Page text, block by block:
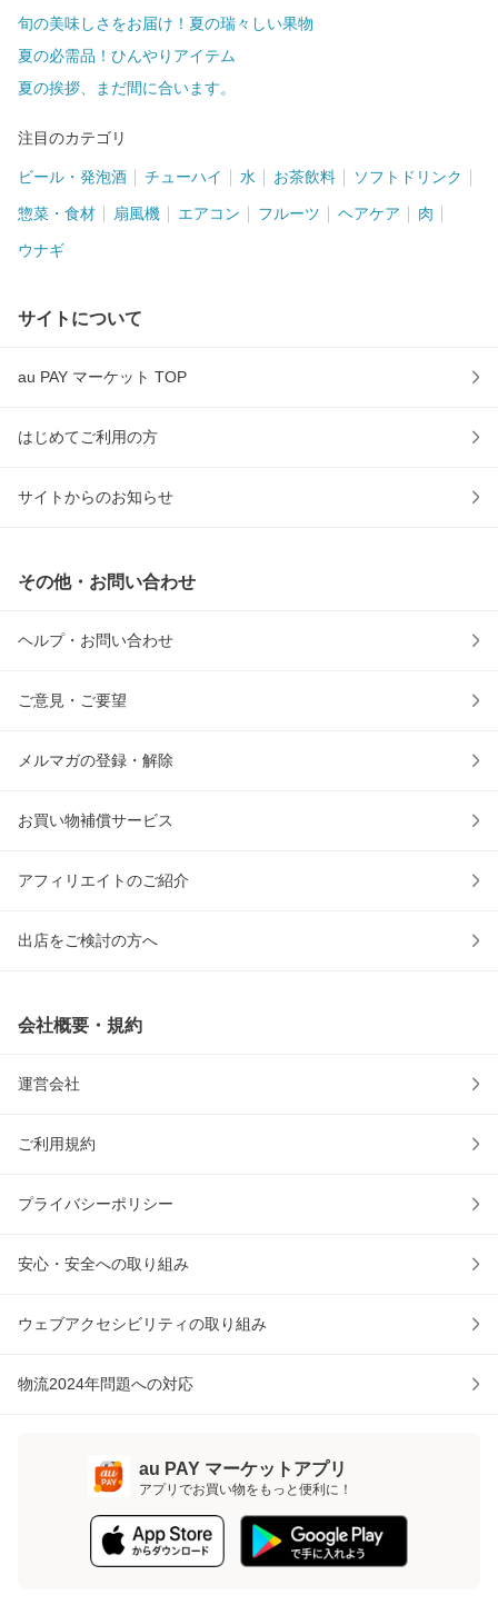
旬の美味しさをお届け！夏の瑞々しい果物
夏の必需品！ひんやりアイテム
夏の挨拶、まだ間に合います。
注目のカテゴリ
ビール・発泡酒 チューハイ 水 お茶飲料 ソフトドリンク
惣菜・食材 扇風機 エアコン フルーツ ヘアケア 肉
ウナギ
サイトについて
au PAY マーケット TOP
はじめてご利用の方
サイトからのお知らせ
その他・お問い合わせ
ヘルプ・お問い合わせ
ご意見・ご要望
メルマガの登録・解除
お買い物補償サービス
アフィリエイトのご紹介
出店をご検討の方へ
会社概要・規約
運営会社
ご利用規約
プライバシーポリシー
安心・安全への取り組み
ウェブアクセシビリティの取り組み
物流2024年問題への対応
au PAY マーケットアプリ
アプリでお買い物をもっと便利に！